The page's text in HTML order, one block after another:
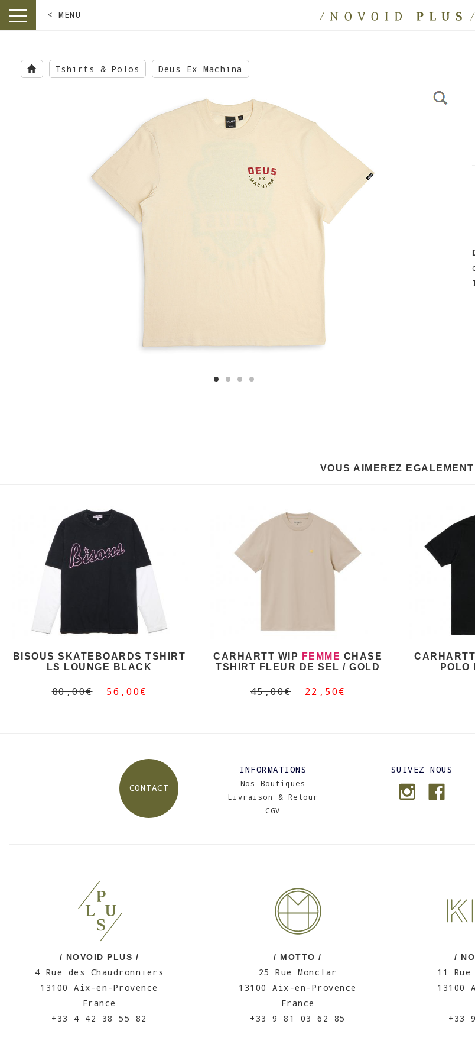
main
toggle
< MENU
Tshirts & Polos Deus Ex Machina
VOUS AIMEREZ EGALEMENT
BISOUS SKATEBOARDS TSHIRT
LS LOUNGE BLACK
80,00€ 56,00€
CARHARTT WIP FEMME CHASE
TSHIRT FLEUR DE SEL / GOLD
45,00€ 22,50€
POLO
CONTACT
INFORMATIONS
Nos Boutiques
Livraison & Retour
CGV
SUIVEZ NOUS
/ NOVOID PLUS /
4 Rue des Chaudronniers
13100 Aix-en-Provence
France
+33 4 42 38 55 82
/ MOTTO /
25 Rue Monclar
13100 Aix-en-Provence
France
+33 9 81 03 62 85
/
11
13100
+33